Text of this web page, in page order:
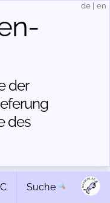
der
des
de en
Suche